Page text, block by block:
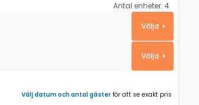
Antal enheter: 4
A-22629-a
Välja
Välja
Välj datum och antal gäster för att se exakt pris